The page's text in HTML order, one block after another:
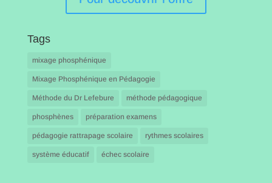
Tags
mixage phosphénique
Mixage Phosphénique en Pédagogie
Méthode du Dr Lefebure méthode pédagogique
phosphènes préparation examens
pédagogie rattrapage scolaire rythmes scolaires
système éducatif échec scolaire